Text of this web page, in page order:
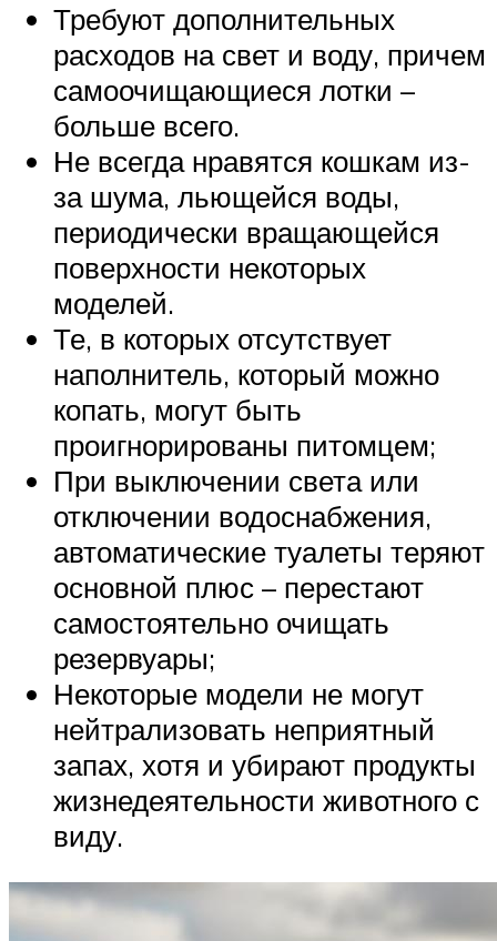
Требуют дополнительных
расходов на свет и воду, причем
самоочищающиеся лотки –
больше всего.
Не всегда нравятся кошкам из-
за шума, льющейся воды,
периодически вращающейся
поверхности некоторых
моделей.
Те, в которых отсутствует
наполнитель, который можно
копать, могут быть
проигнорированы питомцем;
При выключении света или
отключении водоснабжения,
автоматические туалеты теряют
основной плюс – перестают
самостоятельно очищать
резервуары;
Некоторые модели не могут
нейтрализовать неприятный
запах, хотя и убирают продукты
жизнедеятельности животного с
виду.